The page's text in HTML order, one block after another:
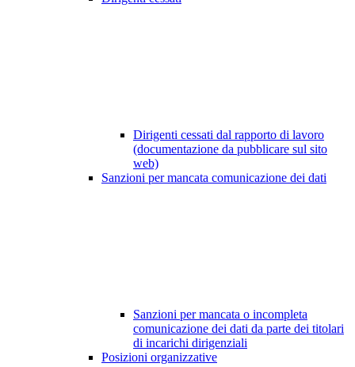
Dirigenti cessati dal rapporto di lavoro
(documentazione da pubblicare sul sito
web)
Sanzioni per mancata comunicazione dei dati
Sanzioni per mancata o incompleta
comunicazione dei dati da parte dei titolari
di incarichi dirigenziali
Posizioni organizzative